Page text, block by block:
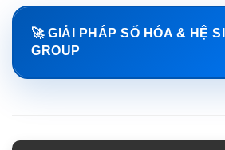
🚀 GIẢI PHÁP SỐ HÓA & HỆ
GROUP